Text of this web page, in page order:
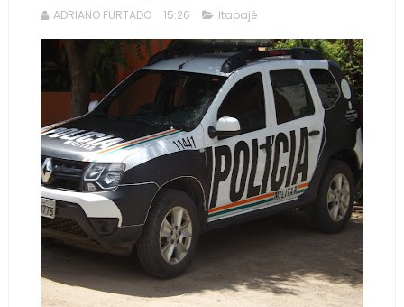
ADRIANO FURTADO 15:26 Itapajé